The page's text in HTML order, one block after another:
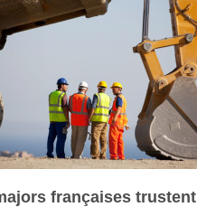
françaises trustent